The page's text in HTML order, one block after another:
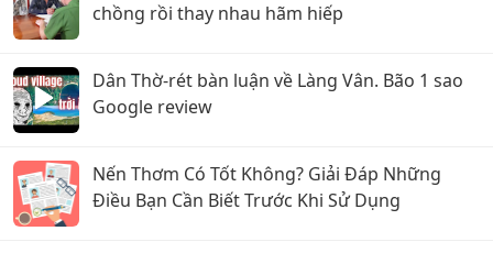
chồng rồi thay nhau hãm hiếp
Dân Thờ-rét bàn luận về Làng Vân. Bão 1 sao
Google review
Nến Thơm Có Tốt Không? Giải Đáp Những
Điều Bạn Cần Biết Trước Khi Sử Dụng